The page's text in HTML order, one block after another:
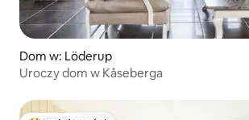
Dom w: Löderup
Uroczy dom w Kåseberga